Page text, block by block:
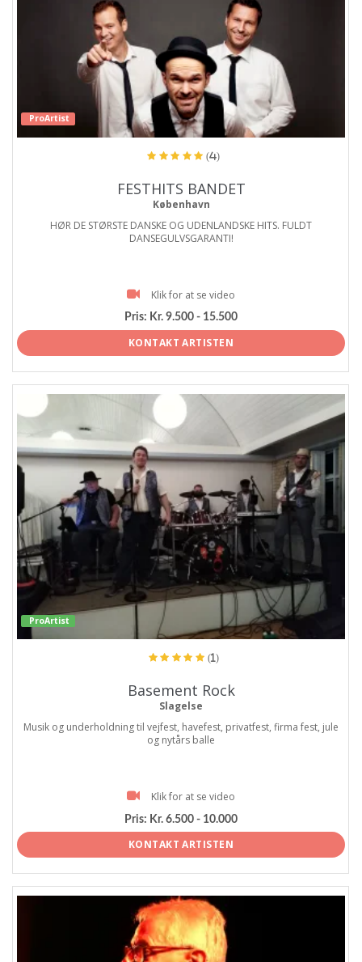
ProArtist
(4)
FESTHITS BANDET
København
HØR DE STØRSTE DANSKE OG UDENLANDSKE HITS. FULDT
DANSEGULVSGARANTI!
Klik for at se video
Pris: Kr. 9.500 - 15.500
KONTAKT ARTISTEN
ProArtist
(1)
Basement Rock
Slagelse
Musik og underholdning til vejfest, havefest, privatfest, firma fest, jule
og nytårs balle
Klik for at se video
Pris: Kr. 6.500 - 10.000
KONTAKT ARTISTEN